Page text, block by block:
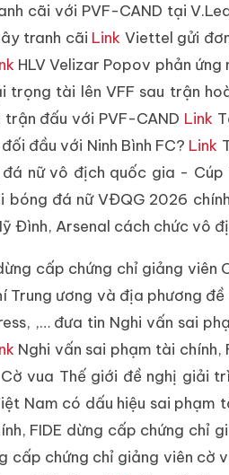
cãi với PVF-CAND tại
tranh cãi Link Viettel gửi
HLV Velizar Popov phản
trọng tài lên VFF sau trận
đấu với PVF-CAND Link
đầu với Ninh Bình FC? Link
đá nữ vô địch quốc gia -
bóng đá nữ VĐQG 2026
Đình, Arsenal cách chức vô
cấp chứng chỉ giảng viên
Trung ương và địa phương
,… đưa tin Nghi vấn sai
Nghi vấn sai phạm tài
vua Thế giới đề nghị giải
Nam có dấu hiệu sai phạm
FIDE dừng cấp chứng chỉ
cấp chứng chỉ giảng viên cờ